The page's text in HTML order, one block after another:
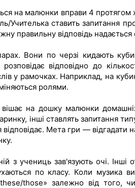
на малюнки вправи 4 протягом
Учителька ставить запитання
правильну відповідь
Вони по черзі кидають
розповідає відповідно до
у рамочках. Наприклад, на
ролями.
вішає на дошку малюнки
інші ставлять запитання
Мета гри —
з учениць зав'язують очі. Інші
по класу. Коли музика
those» залежно від того,